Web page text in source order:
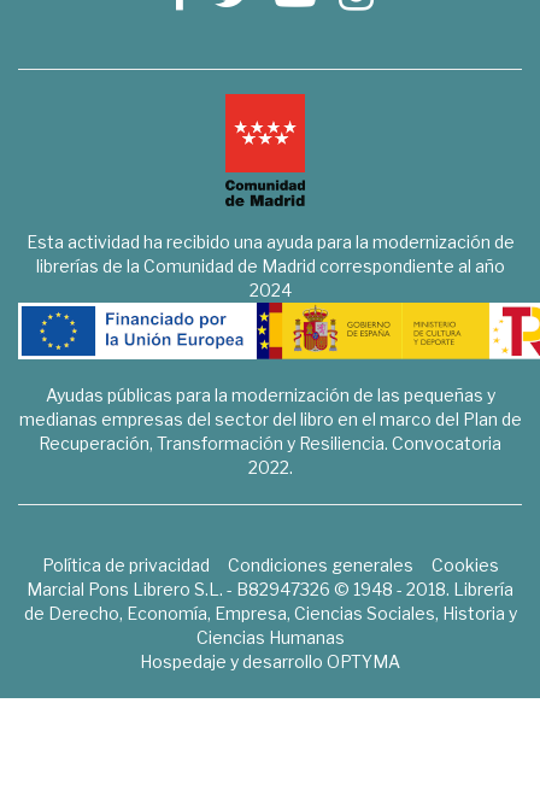
Esta actividad ha recibido una ayuda para la modernización de
librerías de la Comunidad de Madrid correspondiente al año
2024
Ayudas públicas para la modernización de las pequeñas y
medianas empresas del sector del libro en el marco del Plan de
Recuperación, Transformación y Resiliencia. Convocatoria
2022.
Política de privacidad Condiciones generales
Cookies
Marcial Pons Librero S.L. - B82947326 © 1948 - 2018. Librería
de Derecho, Economía, Empresa, Ciencias Sociales, Historia y
Ciencias Humanas
Hospedaje y desarrollo OPTYMA